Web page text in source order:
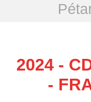
2024 - CDCF-
2024 -
-